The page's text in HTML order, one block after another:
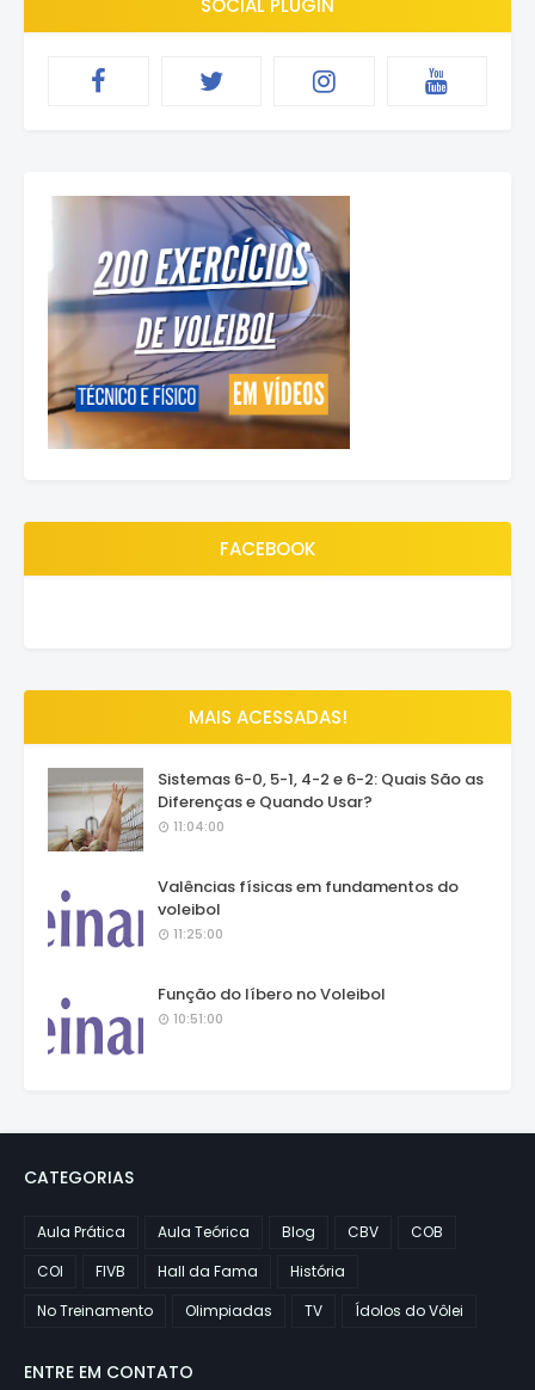
SOCIAL PLUGIN
FACEBOOK
MAIS ACESSADAS!
Sistemas 6-0, 5-1, 4-2 e 6-2: Quais São as
Diferenças e Quando Usar?
11:04:00
Valências físicas em fundamentos do
voleibol
11:25:00
Função do líbero no Voleibol
10:51:00
CATEGORIAS
Aula Prática Aula Teórica Blog CBV
COB
COI
FIVB Hall da Fama
História
No Treinamento
Olimpiadas TV Ídolos do Vôlei
ENTRE EM CONTATO